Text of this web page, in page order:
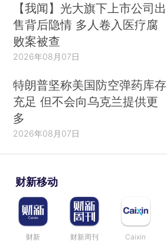
【我闻】光大旗下上市公司出
售背后隐情 多人卷入医疗腐
败案被查
2026年08月07日
特朗普坚称美国防空弹药库存
充足 但不会向乌克兰提供更
多
2026年08月07日
财新移动
财新 财新周刊 Caixin